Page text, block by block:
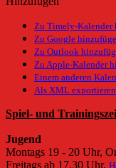
Zu Timely-Kalender
Zu Google
Zu Outlook
Zu Apple-Kalender
Einem anderen
Als XML exportieren
Spiel- und
Jugend
Montags 19 - 20 Uhr,
Freitags ab 17.30 Uhr,